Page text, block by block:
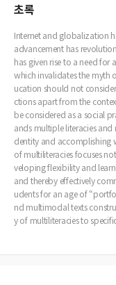
초록
Internet and globalization
advancement has
has given rise to a need
which invalidates the myth
ucation should not
ctions apart from the
be considered as a social
ands multiple literacies
dentity and accomplishing
of multiliteracies focuses
veloping flexibility and
and thereby effectively
udents for an age of
nd multimodal texts
y of multiliteracies to